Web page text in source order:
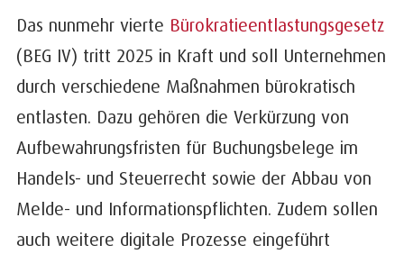
Das nunmehr vierte Bürokratieentlastungsgesetz
(BEG IV) tritt 2025 in Kraft und soll Unternehmen
durch verschiedene Maßnahmen bürokratisch
entlasten. Dazu gehören die Verkürzung von
Aufbewahrungsfristen für Buchungsbelege im
Handels- und Steuerrecht sowie der Abbau von
Melde- und Informationspflichten. Zudem sollen
auch weitere digitale Prozesse eingeführt